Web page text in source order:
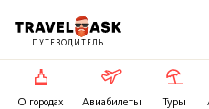
ПУТЕВОДИТЕЛЬ
О городах Авиабилеты Туры